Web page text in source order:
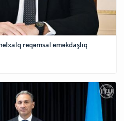
rəqəmsal əməkdaşlıq